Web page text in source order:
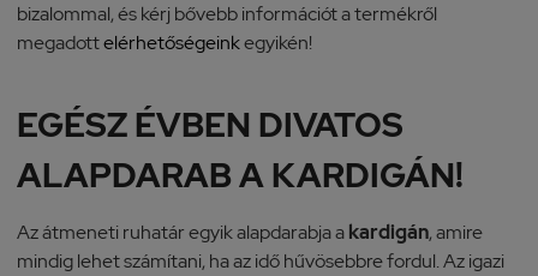
bizalommal, és kérj bővebb információt a termékről
megadottelérhetőségeinkegyikén!
EGÉSZ ÉVBEN DIVATOS
ALAPDARAB A KARDIGÁN!
Az átmeneti ruhatár egyik alapdarabja akardigán, amire
mindig lehet számítani, ha az idő hűvösebbre fordul. Az igazi